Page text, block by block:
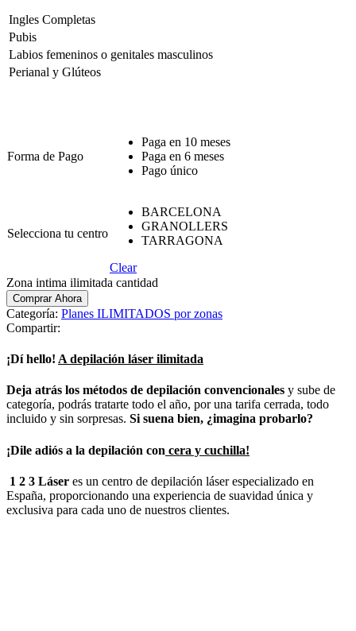
Ingles Completas
Pubis
Labios femeninos o genitales masculinos
Perianal y Glúteos
Forma de Pago
Paga en 10 meses
Paga en 6 meses
Pago único
Selecciona tu centro
BARCELONA
GRANOLLERS
TARRAGONA
Clear
Zona intima ilimitada cantidad
Comprar Ahora
Categoría: Planes ILIMITADOS por zonas
Compartir:
¡Dí hello! A depilación láser ilimitada
Deja atrás los métodos de depilación convencionales y sube de
categoría, podrás tratarte todo el año, por una tarifa cerrada, todo
incluido y sin sorpresas. Si suena bien, ¿imagina probarlo?
¡Dile adiós a la depilación con cera y cuchilla!
1 2 3 Láser es un centro de depilación láser especializado en
España, proporcionando una experiencia de suavidad única y
exclusiva para cada uno de nuestros clientes.